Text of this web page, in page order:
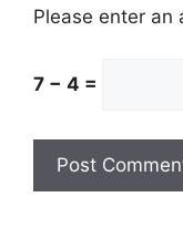
Please enter an
7 − 4 =